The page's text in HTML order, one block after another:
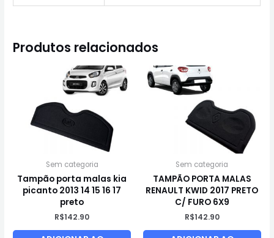
Produtos relacionados
Sem categoria
Tampão porta malas kia
picanto 2013 14 15 16 17
preto
R$142.90
Sem categoria
TAMPÃO PORTA MALAS
RENAULT KWID 2017 PRETO
C/ FURO 6X9
R$142.90